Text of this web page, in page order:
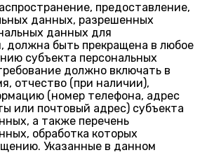
предоставление,
данных, разрешенных
данных для
должна быть прекращена в любое
субъекта персональных
должно включать в
отчество (при наличии),
(номер телефона, адрес
или почтовый адрес) субъекта
а также перечень
обработка которых
Указанные в данном